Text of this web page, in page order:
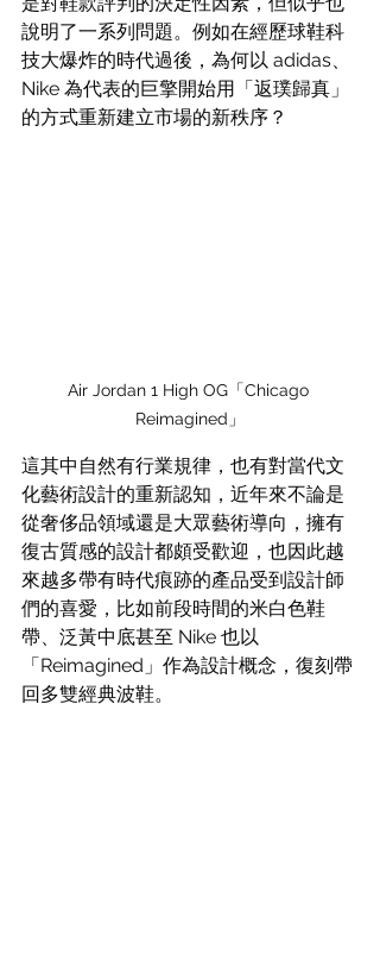
說明了一系列問題。例如在經歷球鞋科
技大爆炸的時代過後，為何以 adidas、
Nike 為代表的巨擎開始用「返璞歸真」
的方式重新建立市場的新秩序？
Air Jordan 1 High OG「Chicago
Reimagined」
這其中自然有行業規律，也有對當代文
化藝術設計的重新認知，近年來不論是
從奢侈品領域還是大眾藝術導向，擁有
復古質感的設計都頗受歡迎，也因此越
來越多帶有時代痕跡的產品受到設計師
們的喜愛，比如前段時間的米白色鞋
帶、泛黃中底甚至 Nike 也以
「Reimagined」作為設計概念，復刻帶
回多雙經典波鞋。